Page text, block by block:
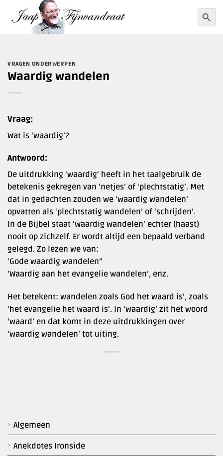
naar
Zoek
naar:
Algemeen
Anekdotes Ironside
VRAGEN ONDERWERPEN
Waardig wandelen
Vraag:
Wat is ‘waardig’?
Antwoord:
De uitdrukking ‘waardig’ heeft in het taalgebruik de
betekenis gekregen van ‘netjes’ of ‘plechtstatig’. Met
dat in gedachten zouden we ‘waardig wandelen’
opvatten als ‘plechtstatig wandelen’ of ‘schrijden’.
In de Bijbel staat ‘waardig wandelen’ echter (haast)
nooit op zichzelf. Er wordt altijd een bepaald verband
gelegd. Zo lezen we van:
‘Gode waardig wandelen”
‘Waardig aan het evangelie wandelen’, enz.
Het betekent: wandelen zoals God het waard is’, zoals
‘het evangelie het waard is’. In ‘waardig’ zit het woord
‘waard’ en dat komt in deze uitdrukkingen over
‘waardig wandelen’ tot uiting.